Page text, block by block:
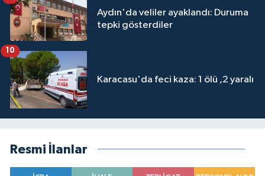
Aydın'da veliler ayaklandı: Duruma
tepki gösterdiler
Karacasu'da feci kaza: 1 ölü ,2 yaralı
10
Resmi İlanlar